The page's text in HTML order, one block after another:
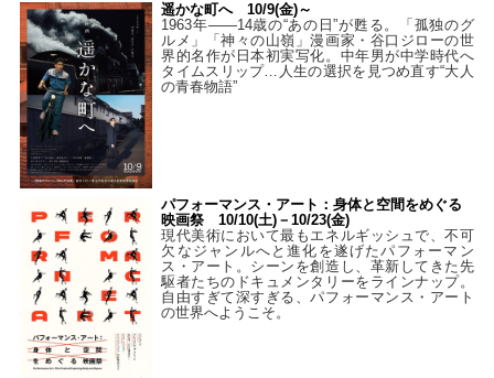
遥かな町へ 10/9(金)～
1963年――14歳の“あの日”が甦る。「孤独のグ
ルメ」「神々の山嶺」漫画家・谷口ジローの世
界的名作が日本初実写化。中年男が中学時代へ
タイムスリップ…人生の選択を見つめ直す“大人
の青春物語”
パフォーマンス・アート：身体と空間をめぐる
映画祭 10/10(土)－10/23(金)
現代美術において最もエネルギッシュで、不可
欠なジャンルへと進化を遂げたパフォーマン
ス・アート。シーンを創造し、革新してきた先
駆者たちのドキュメンタリーをラインナップ。
自由すぎて深すぎる、パフォーマンス・アート
の世界へようこそ。